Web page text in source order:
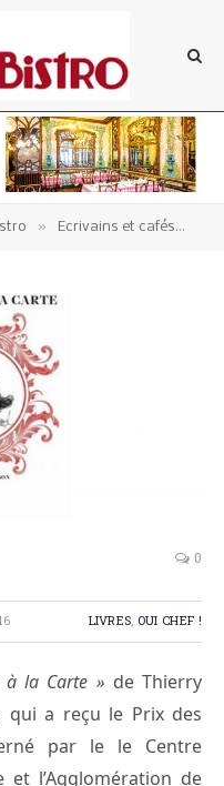
» Ecrivains et cafés
0
LIVRES, OUI CHEF !
à la Carte » de Thierry
qui a reçu le Prix des
par le le Centre
l’Agglomération de